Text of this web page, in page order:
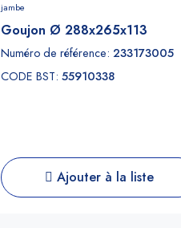
jambe
Goujon Ø 288x265x113
Numéro de référence: 233173005
CODE BST: 55910338
Ajouter à la liste